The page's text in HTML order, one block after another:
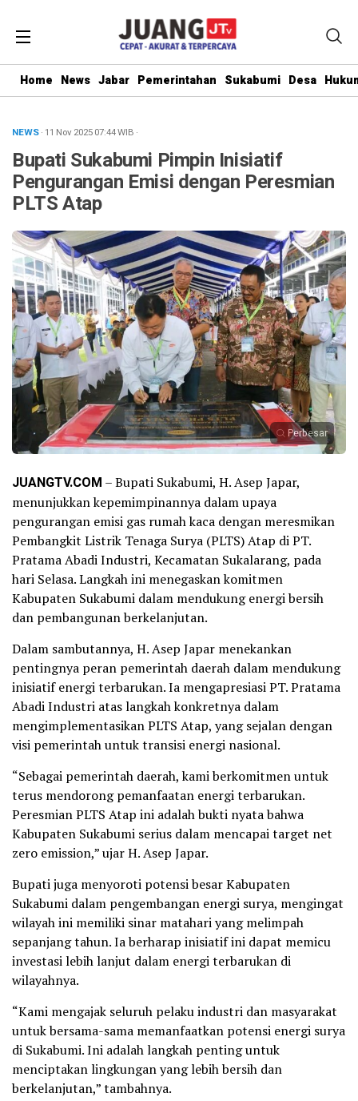
Home News Jabar Pemerintahan Sukabumi Desa
NEWS· 11 Nov 202507:44WIB ·
Bupati Sukabumi Pimpin Inisiatif
Pengurangan Emisi dengan Peresmian
PLTS Atap
Perbesar
JUANGTV.COM – Bupati Sukabumi, H. Asep Japar,
menunjukkan kepemimpinannya dalam upaya
pengurangan emisi gas rumah kaca dengan meresmikan
Pembangkit Listrik Tenaga Surya (PLTS) Atap di PT.
Pratama Abadi Industri, Kecamatan Sukalarang, pada
hari Selasa. Langkah ini menegaskan komitmen
Kabupaten Sukabumi dalam mendukung energi bersih
dan pembangunan berkelanjutan.
Dalam sambutannya, H. Asep Japar menekankan
pentingnya peran pemerintah daerah dalam mendukung
inisiatif energi terbarukan. Ia mengapresiasi PT. Pratama
Abadi Industri atas langkah konkretnya dalam
mengimplementasikan PLTS Atap, yang sejalan dengan
visi pemerintah untuk transisi energi nasional.
“Sebagai pemerintah daerah, kami berkomitmen untuk
terus mendorong pemanfaatan energi terbarukan.
Peresmian PLTS Atap ini adalah bukti nyata bahwa
Kabupaten Sukabumi serius dalam mencapai target net
zero emission,” ujar H. Asep Japar.
Bupati juga menyoroti potensi besar Kabupaten
Sukabumi dalam pengembangan energi surya, mengingat
wilayah ini memiliki sinar matahari yang melimpah
sepanjang tahun. Ia berharap inisiatif ini dapat memicu
investasi lebih lanjut dalam energi terbarukan di
wilayahnya.
“Kami mengajak seluruh pelaku industri dan masyarakat
untuk bersama-sama memanfaatkan potensi energi surya
di Sukabumi. Ini adalah langkah penting untuk
menciptakan lingkungan yang lebih bersih dan
berkelanjutan,” tambahnya.